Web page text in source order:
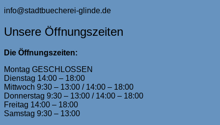
info@stadtbuecherei-glinde.de
Unsere Öffnungszeiten
Die Öffnungszeiten:
Montag GESCHLOSSEN
Dienstag 14:00 – 18:00
Mittwoch 9:30 – 13:00 / 14:00 – 18:00
Donnerstag 9:30 – 13:00 / 14:00 – 18:00
Freitag 14:00 – 18:00
Samstag 9:30 – 13:00